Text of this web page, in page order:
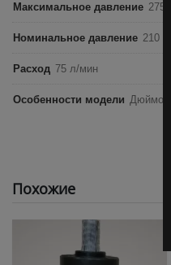
Максимальное давление 275
Номинальное давление 210
Расход 75 л/мин
Особенности модели
Похожие